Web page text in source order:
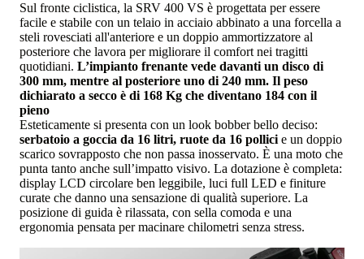
Sul fronte ciclistica, la SRV 400 VS è progettata per essere
facile e stabile con un telaio in acciaio abbinato a una forcella a
steli rovesciati all'anteriore e un doppio ammortizzatore al
posteriore che lavora per migliorare il comfort nei tragitti
quotidiani. L’impianto frenante vede davanti un disco di
300 mm, mentre al posteriore uno di 240 mm. Il peso
dichiarato a secco è di 168 Kg che diventano 184 con il
pieno
Esteticamente si presenta con un look bobber bello deciso:
serbatoio a goccia da 16 litri, ruote da 16 pollici e un doppio
scarico sovrapposto che non passa inosservato. È una moto che
punta tanto anche sull’impatto visivo. La dotazione è completa:
display LCD circolare ben leggibile, luci full LED e finiture
curate che danno una sensazione di qualità superiore. La
posizione di guida è rilassata, con sella comoda e una
ergonomia pensata per macinare chilometri senza stress.